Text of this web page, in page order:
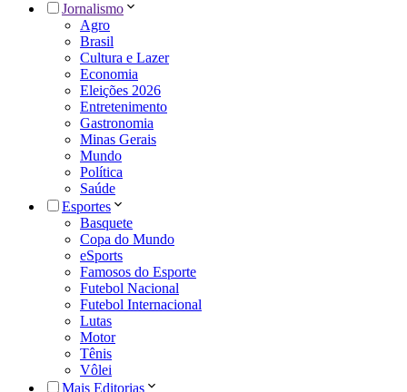
Jornalismo
Agro
Brasil
Cultura e Lazer
Economia
Eleições 2026
Entretenimento
Gastronomia
Minas Gerais
Mundo
Política
Saúde
Esportes
Basquete
Copa do Mundo
eSports
Famosos do Esporte
Futebol Nacional
Futebol Internacional
Lutas
Motor
Tênis
Vôlei
Mais Editorias